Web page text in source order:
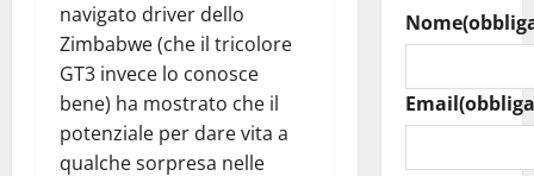
navigato driver dello
Zimbabwe (che il tricolore
GT3 invece lo conosce
bene) ha mostrato che il
potenziale per dare vita a
qualche sorpresa nelle
Nome
Email